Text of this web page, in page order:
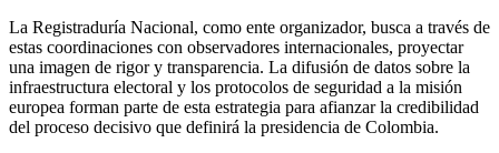
La Registraduría Nacional, como ente organizador, busca a través de
estas coordinaciones con observadores internacionales, proyectar
una imagen de rigor y transparencia. La difusión de datos sobre la
infraestructura electoral y los protocolos de seguridad a la misión
europea forman parte de esta estrategia para afianzar la credibilidad
del proceso decisivo que definirá la presidencia de Colombia.